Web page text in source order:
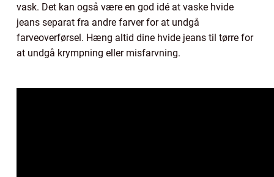
vask. Det kan også være en god idé at vaske hvide
jeans separat fra andre farver for at undgå
farveoverførsel. Hæng altid dine hvide jeans til tørre for
at undgå krympning eller misfarvning.